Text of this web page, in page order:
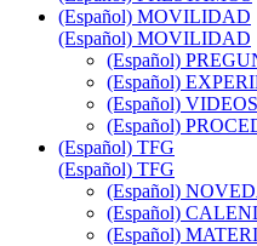
(Español) MOVILIDAD
(Español) MOVILIDAD
(Español)
(Español)
(Español)
(Español)
(Español) TFG
(Español) TFG
(Español)
(Español)
(Español)